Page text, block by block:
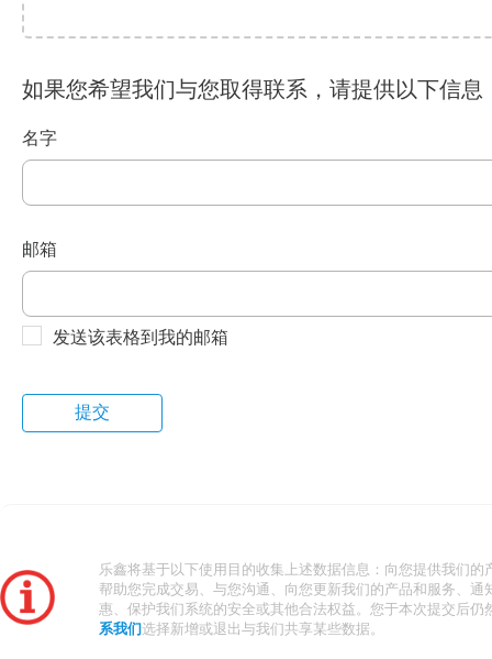
如果您希望我们与您取得联系，请提供以下信息
名字
邮箱
发送该表格到我的邮箱
乐鑫将基于以下使用目的收集上述数据信息：向您提供我们的
帮助您完成交易、与您沟通、向您更新我们的产品和服务、通
惠、保护我们系统的安全或其他合法权益。您于本次提交后仍
系我们 选择新增或退出与我们共享某些数据。